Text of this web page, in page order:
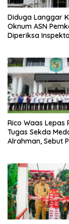
Diduga Langgar
Oknum ASN
Diperiksa
Rico Waas Lepas
Tugas Sekda
Alrahman, Sebut